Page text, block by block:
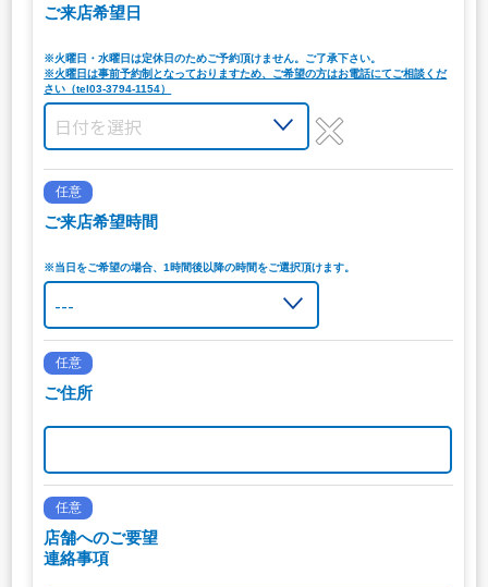
ご来店希望日
※火曜日・水曜日は定休日のためご予約頂けません。ご了承下さい。
※火曜日は事前予約制となっておりますため、ご希望の方はお電話にてご相談くだ
さい（tel03-3794-1154）
任意
ご来店希望時間
※当日をご希望の場合、1時間後以降の時間をご選択頂けます。
任意
ご住所
任意
店舗へのご要望
連絡事項